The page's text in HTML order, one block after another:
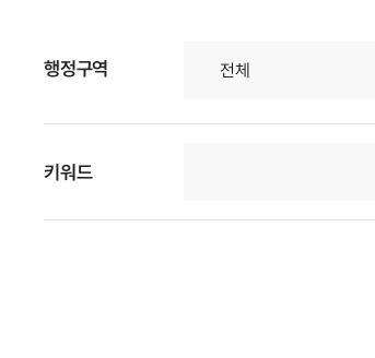
행정구역
키워드